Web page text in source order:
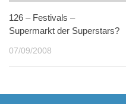
126 – Festivals –
Supermarkt der Superstars?
07/09/2008